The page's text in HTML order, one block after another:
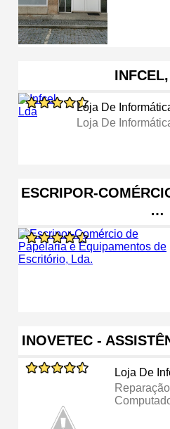
Loja De
Loja De
ESCRIPOR-
…
INOVETEC -
Loja De